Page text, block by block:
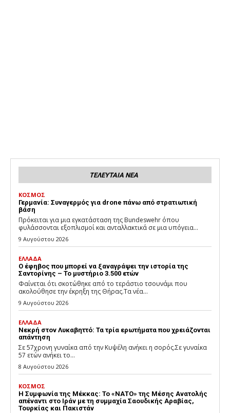
ΤΕΛΕΥΤΑΙΑ ΝΕΑ
ΚΟΣΜΟΣ
Γερμανία: Συναγερμός για drone πάνω από στρατιωτική
βάση
Πρόκειται για μια εγκατάσταση της Bundeswehr όπου
φυλάσσονται εξοπλισμοί και ανταλλακτικά σε μια υπόγεια...
9 Αυγούστου 2026
ΕΛΛΑΔΑ
Ο έφηβος που μπορεί να ξαναγράψει την ιστορία της
Σαντορίνης – Το μυστήριο 3.500 ετών
Φαίνεται ότι σκοτώθηκε από το τεράστιο τσουνάμι που
ακολούθησε την έκρηξη της Θήρας.Τα νέα...
9 Αυγούστου 2026
ΕΛΛΑΔΑ
Νεκρή στον Λυκαβηττό: Τα τρία ερωτήματα που χρειάζονται
απάντηση
Σε 57χρονη γυναίκα από την Κυψέλη ανήκει η σορός.Σε γυναίκα
57 ετών ανήκει το...
8 Αυγούστου 2026
ΚΟΣΜΟΣ
Η Συμφωνία της Μέκκας: Το «ΝΑΤΟ» της Μέσης Ανατολής
απέναντι στο Ιράν με τη συμμαχία Σαουδικής Αραβίας,
Τουρκίας και Πακιστάν